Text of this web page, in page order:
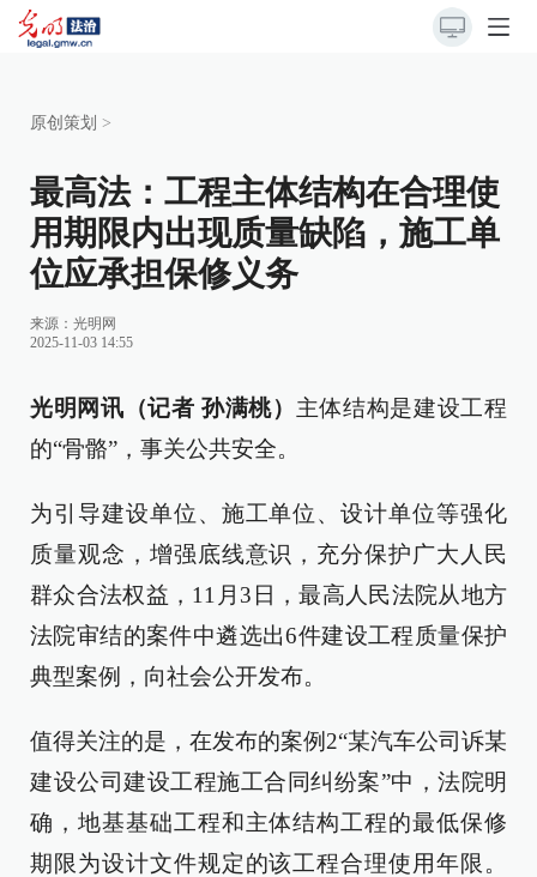
原创策划 >
最高法：工程主体结构在合理使
用期限内出现质量缺陷，施工单
位应承担保修义务
来源： 光明网
2025-11-03 14:55
光明网讯（记者 孙满桃） 主体结构是建设工程
的“骨骼”，事关公共安全。
为引导建设单位、施工单位、设计单位等强化
质量观念，增强底线意识，充分保护广大人民
群众合法权益，11月3日，最高人民法院从地方
法院审结的案件中遴选出6件建设工程质量保护
典型案例，向社会公开发布。
值得关注的是，在发布的案例2“某汽车公司诉某
建设公司建设工程施工合同纠纷案”中，法院明
确，地基基础工程和主体结构工程的最低保修
期限为设计文件规定的该工程合理使用年限。